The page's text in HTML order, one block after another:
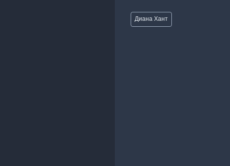
Метки
записи:
Диана Хант